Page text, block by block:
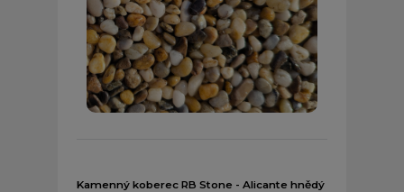
Kamenný koberec RB Stone - Alicante hnědý